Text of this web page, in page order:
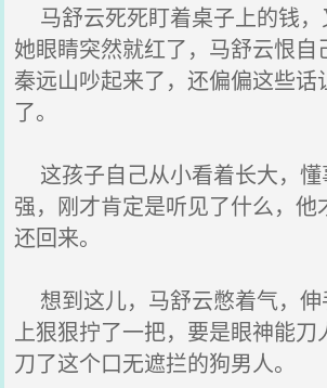
马舒云死死盯着桌子上的钱，
她眼睛突然就红了，马舒云恨自
秦远山吵起来了，还偏偏这些话
了。
这孩子自己从小看着长大，懂
强，刚才肯定是听见了什么，他
还回来。
想到这儿，马舒云憋着气，伸
上狠狠拧了一把，要是眼神能刀
刀了这个口无遮拦的狗男人。